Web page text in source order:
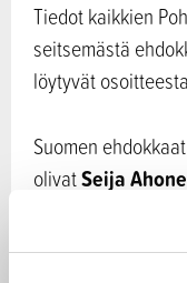
Tiedot kaikkien
seitsemästä
löytyvät
Suomen
olivatSeija